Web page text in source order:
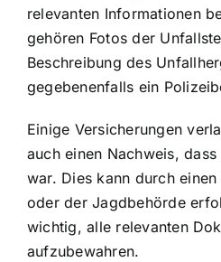
relevanten Informationen
gehören Fotos der
Beschreibung des
gegebenenfalls ein
Einige Versicherungen
auch einen Nachweis,
war. Dies kann durch
oder der Jagdbehörde
wichtig, alle relevanten
aufzubewahren.